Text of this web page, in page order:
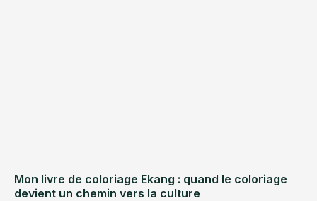
Mon livre de coloriage Ekang : quand le coloriage
devient un chemin vers la culture